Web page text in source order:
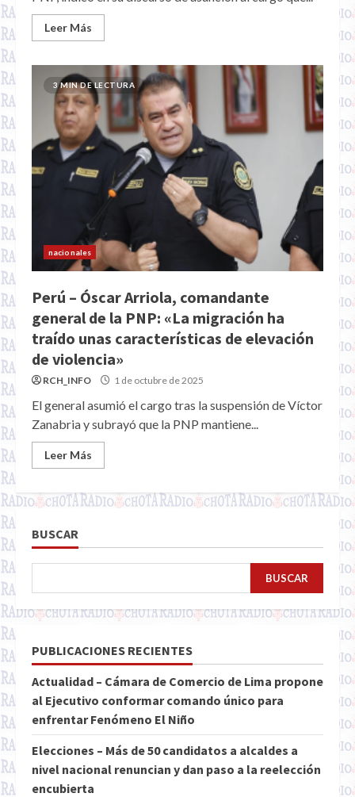
Leer Más
3 MIN DE LECTURA
nacionales
Perú – Óscar Arriola, comandante
general de la PNP: «La migración ha
traído unas características de elevación
de violencia»
RCH_INFO 1 de octubre de 2025
El general asumió el cargo tras la suspensión de Víctor
Zanabria y subrayó que la PNP mantiene...
Leer Más
BUSCAR
BUSCAR
PUBLICACIONES RECIENTES
Actualidad – Cámara de Comercio de Lima propone
al Ejecutivo conformar comando único para
enfrentar Fenómeno El Niño
Elecciones – Más de 50 candidatos a alcaldes a
nivel nacional renuncian y dan paso a la reelección
encubierta